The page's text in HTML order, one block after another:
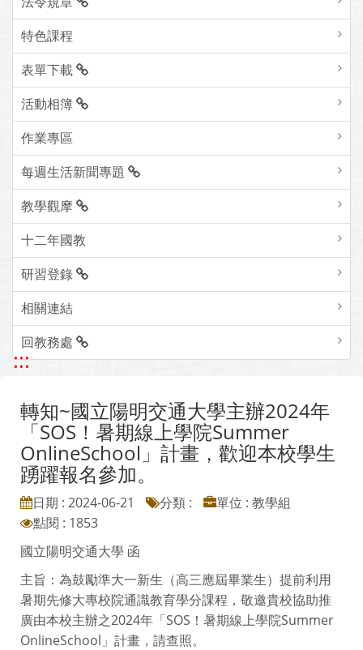
特色課程
表單下載
活動相簿
作業專區
每週生活新聞專題
教學觀摩
十二年國教
研習登錄
相關連結
回教務處
:::
轉知~國立陽明交通大學主辦2024年
「SOS！暑期線上學院Summer
OnlineSchool」計畫，歡迎本校學生
踴躍報名參加。
日期 : 2024-06-21 分類 :
單位 : 教學組
點閱 : 1853
國立陽明交通大學 函
主旨：為鼓勵準大一新生（高三應屆畢業生）提前利用
暑期先修大專校院通識教育學分課程，敬邀貴校協助推
廣由本校主辦之2024年「SOS！暑期線上學院Summer
OnlineSchool」計畫，請查照。